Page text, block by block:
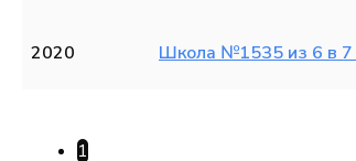
2020 Школа №1535 из 6 в 7
1